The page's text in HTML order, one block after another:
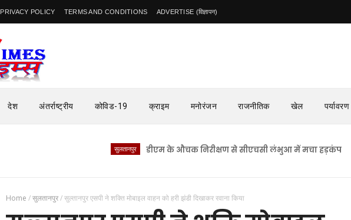
PRIVACY POLICY TERMS AND CONDITIONS ADVERTISE (विज्ञापन)
देश अंतर्राष्ट्रीय कोविड-19 क्राइम मनोरंजन राजनीतिक खेल पर्यावरण
डीएम के औचक निरीक्षण से सीएचसी लंभुआ में मचा हड़कंप सुलतानपुर
Home /सुलतानपुर/सुल्तानपुर एसपी ने शक्ति मोबाइल वाहन को हरी झंडी दिखाकर रवाना किया